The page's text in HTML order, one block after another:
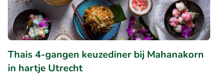
Thais 4-gangen keuzediner bij Mahanakorn
in hartje Utrecht